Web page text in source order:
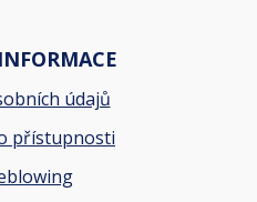
údajů
přístupnosti